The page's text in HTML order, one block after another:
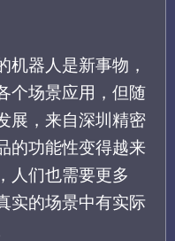
机器人 是新事物，
个场景应用，但随
展， 来自深圳精密
的功能性变得越来
人们也需要更多
实的场景中有实际